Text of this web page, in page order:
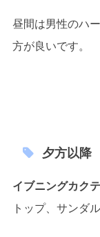
昼間は男性のハ
方が良いです。
夕方以降
イブニングカク
トップ、サンダ